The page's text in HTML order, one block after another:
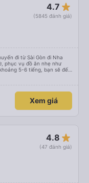
4.7 star_rate
(5845 đánh giá)
đi từ Sài Gòn đi Nha
phục vụ đồ ăn nhẹ như
5-6 tiếng, bạn sẽ đến
đưa đón miễn phí, tuy
được hỗ trợ tìm xe đưa
mời bạn đi xe bên ngoài.
kiểu cabin với thiết kế
Xem giá
4.8 star_rate
(47 đánh giá)